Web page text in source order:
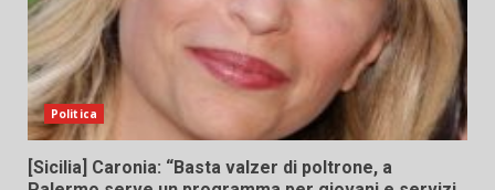
Politica
[Sicilia] Caronia: “Basta valzer di poltrone, a